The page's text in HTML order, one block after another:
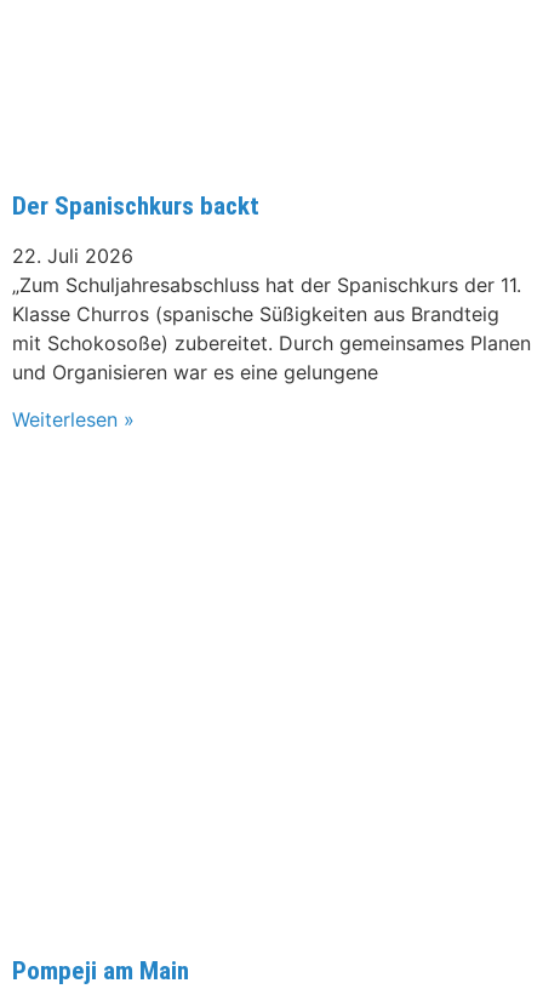
Der Spanischkurs backt
22. Juli 2026
„Zum Schuljahresabschluss hat der Spanischkurs der 11.
Klasse Churros (spanische Süßigkeiten aus Brandteig
mit Schokosoße) zubereitet. Durch gemeinsames Planen
und Organisieren war es eine gelungene
Weiterlesen »
Pompeji am Main